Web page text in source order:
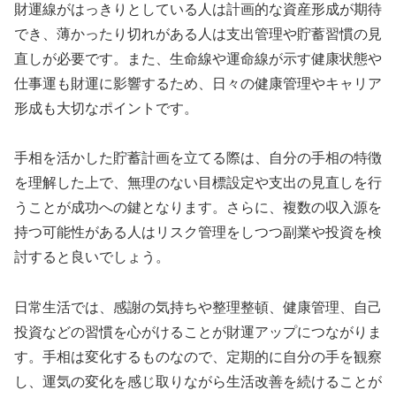
財運線がはっきりとしている人は計画的な資産形成が期待
でき、薄かったり切れがある人は支出管理や貯蓄習慣の見
直しが必要です。また、生命線や運命線が示す健康状態や
仕事運も財運に影響するため、日々の健康管理やキャリア
形成も大切なポイントです。
手相を活かした貯蓄計画を立てる際は、自分の手相の特徴
を理解した上で、無理のない目標設定や支出の見直しを行
うことが成功への鍵となります。さらに、複数の収入源を
持つ可能性がある人はリスク管理をしつつ副業や投資を検
討すると良いでしょう。
日常生活では、感謝の気持ちや整理整頓、健康管理、自己
投資などの習慣を心がけることが財運アップにつながりま
す。手相は変化するものなので、定期的に自分の手を観察
し、運気の変化を感じ取りながら生活改善を続けることが